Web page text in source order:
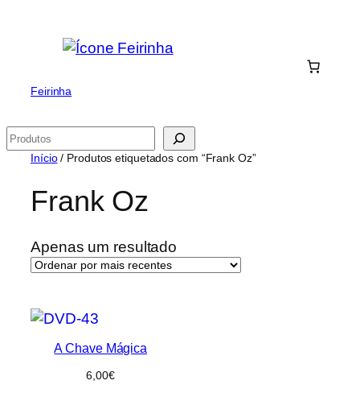
Feirinha
Pesquisar
Início/ Produtos etiquetados com “Frank Oz”
Frank Oz
Apenas um resultado
A Chave Mágica
6,00€